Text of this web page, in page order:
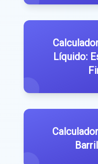
Líquido: